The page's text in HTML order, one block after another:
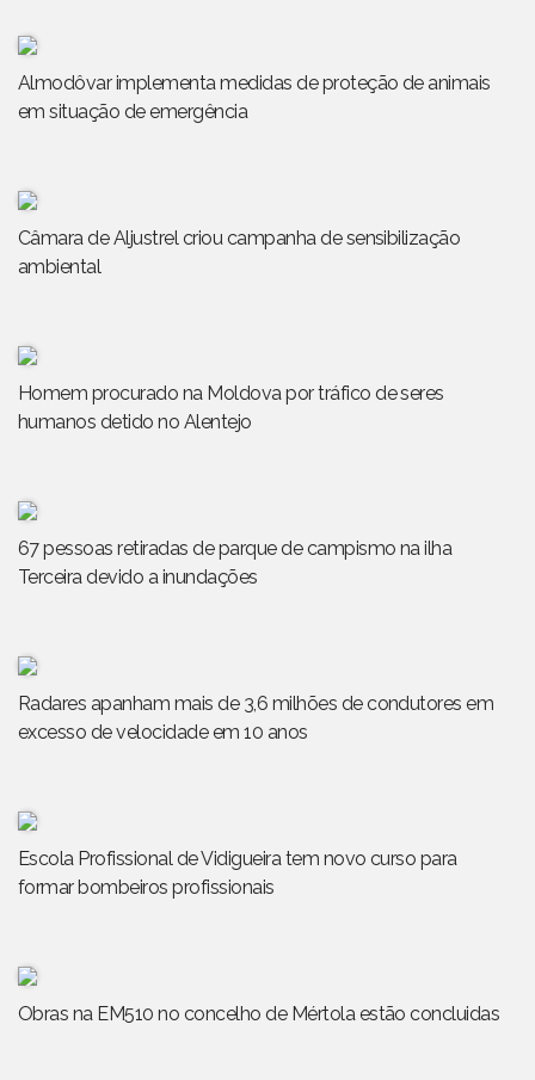
Almodôvar implementa medidas de proteção de animais
em situação de emergência
Câmara de Aljustrel criou campanha de sensibilização
ambiental
Homem procurado na Moldova por tráfico de seres
humanos detido no Alentejo
67 pessoas retiradas de parque de campismo na ilha
Terceira devido a inundações
Radares apanham mais de 3,6 milhões de condutores em
excesso de velocidade em 10 anos
Escola Profissional de Vidigueira tem novo curso para
formar bombeiros profissionais
Obras na EM510 no concelho de Mértola estão concluidas